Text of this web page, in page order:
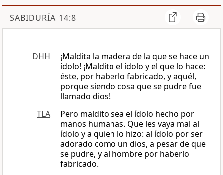
SABIDURÍA 14:8
DHH
¡Maldita la madera de la que se hace un
ídolo! ¡Maldito el ídolo y el que lo hace:
éste, por haberlo fabricado, y aquél,
porque siendo cosa que se pudre fue
llamado dios!
TLA
Pero maldito sea el ídolo hecho por
manos humanas. Que les vaya mal al
ídolo y a quien lo hizo: al ídolo por ser
adorado como un dios, a pesar de que
se pudre, y al hombre por haberlo
fabricado.